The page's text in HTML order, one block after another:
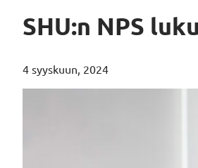
SHU:n NPS
4 syyskuun, 2024